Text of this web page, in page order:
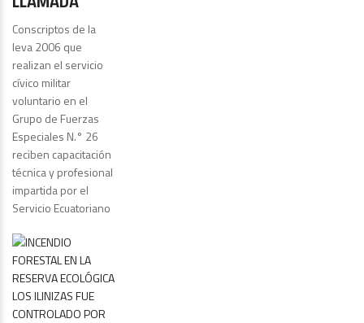
Conscriptos de la
leva 2006 que
realizan el servicio
cívico militar
voluntario en el
Grupo de Fuerzas
Especiales N.° 26
reciben capacitación
técnica y profesional
impartida por el
Servicio Ecuatoriano